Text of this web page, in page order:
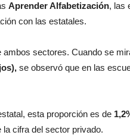
Aprender Alfabetización, las
con las estatales.
sectores. Cuando se
se observó que en las
esta proporción es de
la cifra del sector privado.